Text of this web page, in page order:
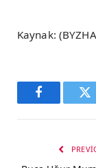
Kaynak:
Facebook